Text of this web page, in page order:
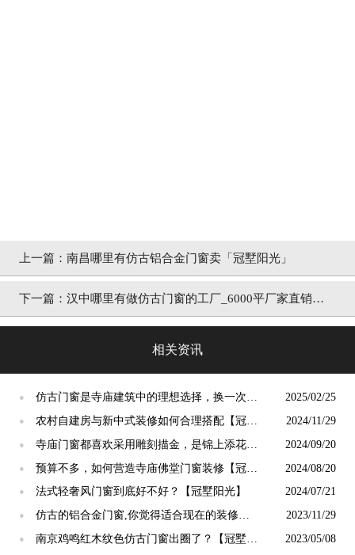
上一篇： 南昌哪里有仿古铝合金门窗卖「冠墅阳光」
下一篇： 汉中哪里有做仿古门窗的工厂_6000平厂家直销价
相关资讯
●
仿古门窗是寺庙建筑中的理想选择，换一次用
终生【冠墅阳光】
2025/02/25
●
农村自建房与新中式装修如何合理搭配【冠墅
阳光】
2024/11/29
●
寺庙门窗都喜欢采用雕刻描金，是锦上添花
吗？【冠墅阳光】
2024/09/20
●
预算不多，如何营造寺庙佛堂门窗装修【冠墅
阳光】
2024/08/20
● 法式轻奢风门窗到底好不好？【冠墅阳光】 2024/07/21
●
仿古的铝合金门窗,你觉得适合现在的装修吗?
【冠墅阳光】
2023/11/29
●
南京鸡鸣红木纹色仿古门窗出圈了？【冠墅阳
2023/05/08